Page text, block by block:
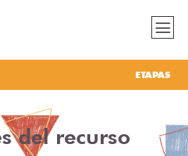
ETAPAS
del recurso